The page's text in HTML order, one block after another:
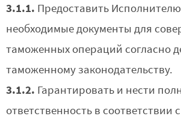
3.1.1. Предоставить
необходимые документы для
таможенных операций согласно
таможенному законодательству.
3.1.2. Гарантировать и нести
ответственность в соответствии